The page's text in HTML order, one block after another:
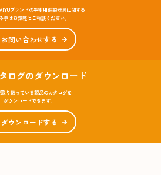
ブランドの手術用鋼製器具に関する
事はお気軽にご相談ください。
お問い合わせする
ログのダウンロード
取り扱っている製品のカタログを
ダウンロードできます。
ダウンロードする